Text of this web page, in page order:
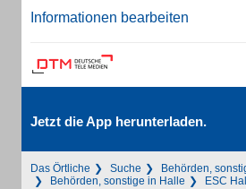
Informationen bearbeiten
Jetzt die App herunterladen.
Das Örtliche Suche
Behörden,
Behörden, sonstige in Halle
ESC